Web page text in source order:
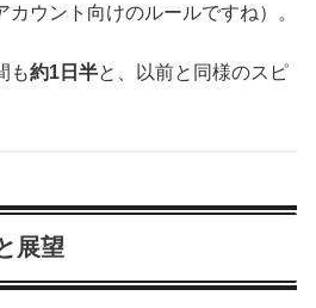
カウント向けのルールですね）。
も約1日半と、以前と同様のスピ
展望